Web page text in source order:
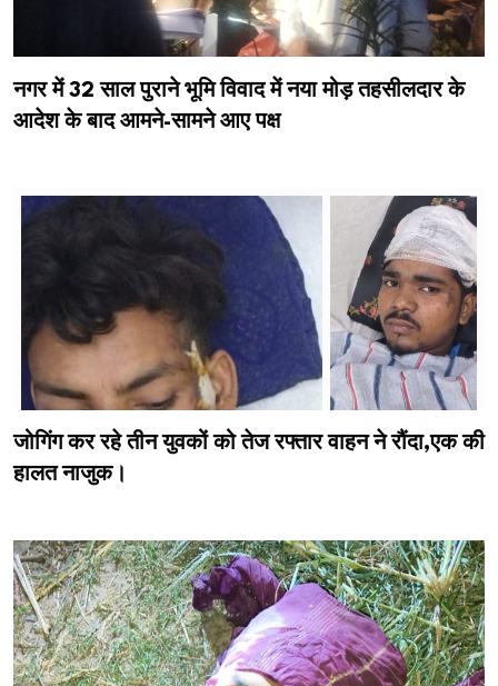
नगर में 32 साल पुराने भूमि विवाद में नया मोड़ तहसीलदार के
आदेश के बाद आमने-सामने आए पक्ष
जोगिंग कर रहे तीन युवकों को तेज रफ्तार वाहन ने रौंदा,एक की
हालत नाजुक।